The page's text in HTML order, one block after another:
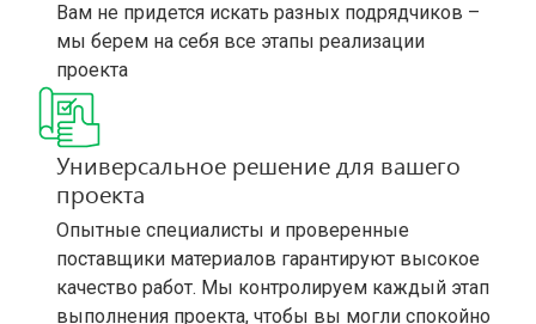
Вам не придется искать разных подрядчиков –
мы берем на себя все этапы реализации
проекта
Универсальное решение для вашего
проекта
Опытные специалисты и проверенные
поставщики материалов гарантируют высокое
качество работ. Мы контролируем каждый этап
выполнения проекта, чтобы вы могли спокойно